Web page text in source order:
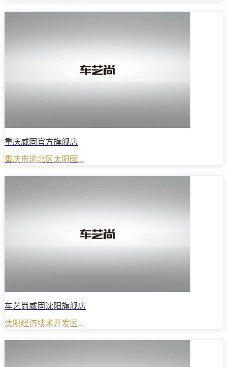
重庆威固官方旗舰店
重庆市渝北区太阳园...
车艺尚威固沈阳旗舰店
沈阳经济技术开发区...